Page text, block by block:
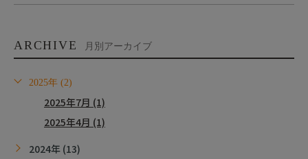
ARCHIVE 月別アーカイブ
2025年 (2)
2025年7月 (1)
2025年4月 (1)
2024年 (13)